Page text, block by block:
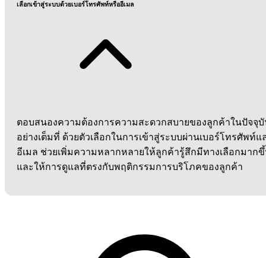
เลือกเข้าสู่ระบบด้วยเบอร์โทรศัพท์หรืออีเมล
ตอบสนองความต้องการความสะดวกสบายของลูกค้าในปัจจุ
อย่างเต็มที่ ด้วยตัวเลือกในการเข้าสู่ระบบผ่านเบอร์โทรศัพท์แ
อีเมล ช่วยเพิ่มความหลากหลายให้ลูกค้ารู้สึกมีทางเลือกมาก
และให้การดูแลที่ตรงกับพฤติกรรมการบริโภคของลูกค้า